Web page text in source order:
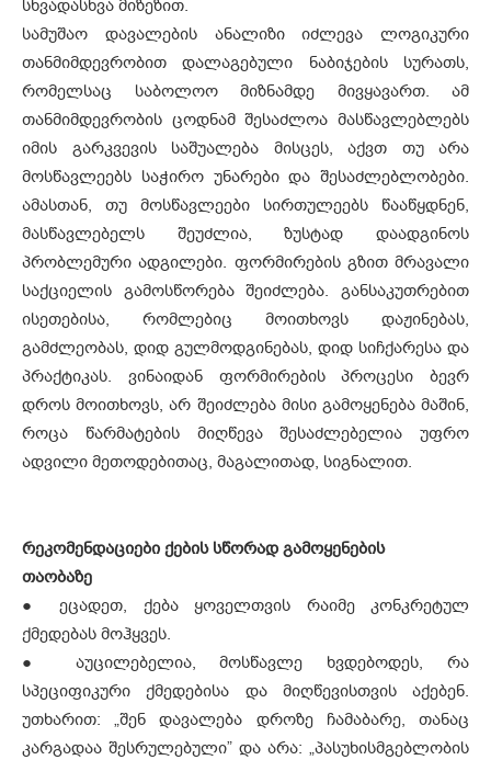
სხვადასხვა მიზეზით.
სამუშაო დავალების ანალიზი იძლევა ლოგიკური
თანმიმდევრობით დალაგებული ნაბიჯების სურათს,
რომელსაც საბოლოო მიზნამდე მივყავართ. ამ
თანმიმდევრობის ცოდნამ შესაძლოა მასწავლებლებს
იმის გარკვევის საშუალება მისცეს, აქვთ თუ არა
მოსწავლეებს საჭირო უნარები და შესაძლებლობები.
ამასთან, თუ მოსწავლეები სირთულეებს წააწყდნენ,
მასწავლებელს შეუძლია, ზუსტად დაადგინოს
პრობლემური ადგილები. ფორმირების გზით მრავალი
საქციელის გამოსწორება შეიძლება. განსაკუთრებით
ისეთებისა, რომლებიც მოითხოვს დაჟინებას,
გამძლეობას, დიდ გულმოდგინებას, დიდ სიჩქარესა და
პრაქტიკას. ვინაიდან ფორმირების პროცესი ბევრ
დროს მოითხოვს, არ შეიძლება მისი გამოყენება მაშინ,
როცა წარმატების მიღწევა შესაძლებელია უფრო
ადვილი მეთოდებითაც, მაგალითად, სიგნალით.
რეკომენდაციები ქების სწორად გამოყენების
თაობაზე
● ეცადეთ, ქება ყოველთვის რაიმე კონკრეტულ
ქმედებას მოჰყვეს.
● აუცილებელია, მოსწავლე ხვდებოდეს, რა
სპეციფიკური ქმედებისა და მიღწევისთვის აქებენ.
უთხარით: „შენ დავალება დროზე ჩამაბარე, თანაც
კარგადაა შესრულებული” და არა: „პასუხისმგებლობის